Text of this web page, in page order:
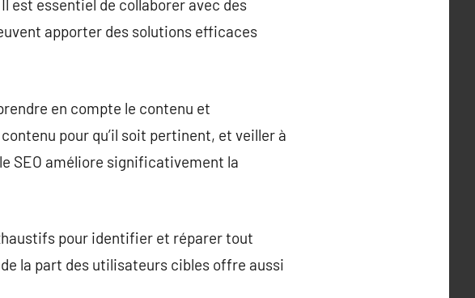
est essentiel de collaborer avec des
apporter des solutions efficaces
en compte le contenu et
pour qu’il soit pertinent, et veiller à
SEO améliore significativement la
pour identifier et réparer tout
la part des utilisateurs cibles offre aussi